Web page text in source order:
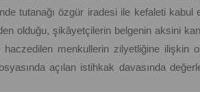
tutanağı özgür iradesi ile kefaleti kabul
olduğu, şikâyetçilerin belgenin aksini
menkullerin zilyetliğine ilişkin
açılan istihkak davasında